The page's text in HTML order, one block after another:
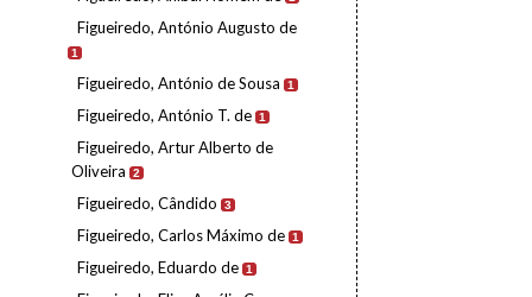
Figueiredo, António Augusto de
1
Figueiredo, António de Sousa 1
Figueiredo, António T. de 1
Figueiredo, Artur Alberto de
Oliveira
2
Figueiredo, Cândido 3
Figueiredo, Carlos Máximo de 1
Figueiredo, Eduardo de 1